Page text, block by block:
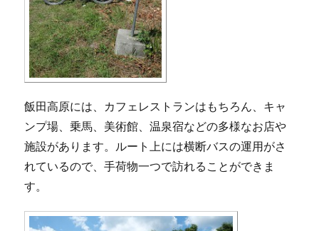
飯田高原には、カフェレストランはもちろん、キャ
ンプ場、乗馬、美術館、温泉宿などの多様なお店や
施設があります。ルート上には横断バスの運用がさ
れているので、手荷物一つで訪れることができま
す。